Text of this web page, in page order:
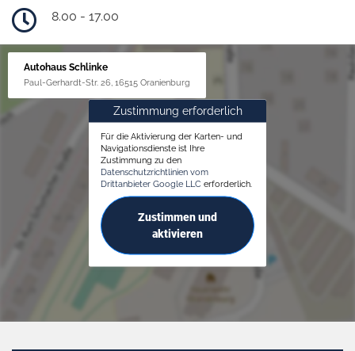
8.00 - 17.00
Autohaus Schlinke
Paul-Gerhardt-Str. 26, 16515 Oranienburg
Zustimmung erforderlich
Für die Aktivierung der Karten- und
Navigationsdienste ist Ihre
Zustimmung zu den
Datenschutzrichtlinien vom
Drittanbieter Google LLC erforderlich.
Zustimmen und
aktivieren